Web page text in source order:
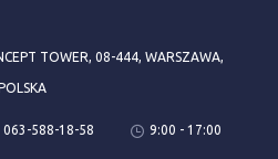
TOWER, 08-444, WARSZAWA,
063-588-18-58 9:00 - 17:00